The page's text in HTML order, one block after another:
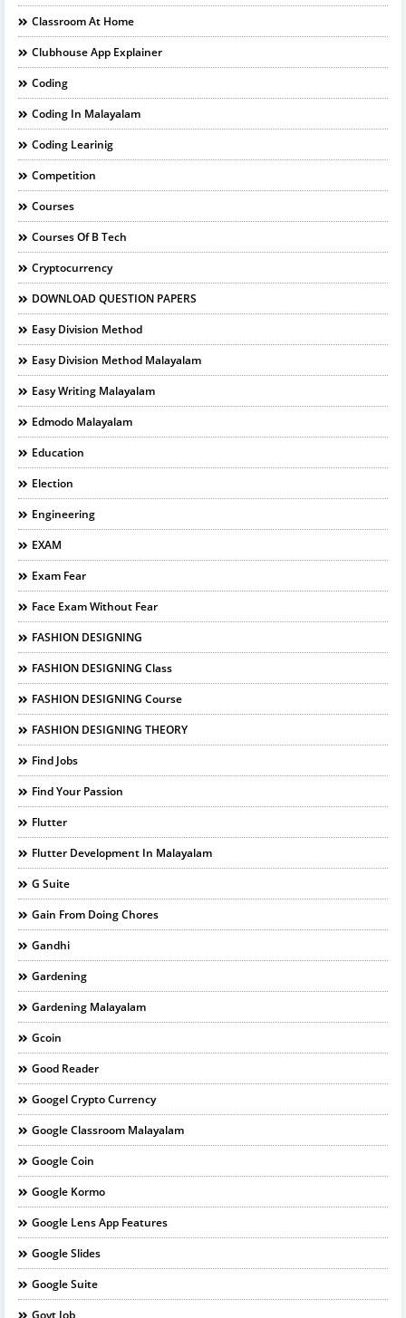
Classroom At Home
Clubhouse App Explainer
Coding
Coding In Malayalam
Coding Learinig
Competition
Courses
Courses Of B Tech
Cryptocurrency
DOWNLOAD QUESTION PAPERS
Easy Division Method
Easy Division Method Malayalam
Easy Writing Malayalam
Edmodo Malayalam
Education
Election
Engineering
EXAM
Exam Fear
Face Exam Without Fear
FASHION DESIGNING
FASHION DESIGNING Class
FASHION DESIGNING Course
FASHION DESIGNING THEORY
Find Jobs
Find Your Passion
Flutter
Flutter Development In Malayalam
G Suite
Gain From Doing Chores
Gandhi
Gardening
Gardening Malayalam
Gcoin
Good Reader
Googel Crypto Currency
Google Classroom Malayalam
Google Coin
Google Kormo
Google Lens App Features
Google Slides
Google Suite